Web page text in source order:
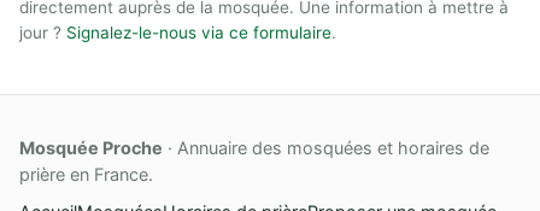
directement auprès de la mosquée. Une information à mettre à
jour ? Signalez-le-nous via ce formulaire.
Mosquée Proche · Annuaire des mosquées et horaires de
prière en France.